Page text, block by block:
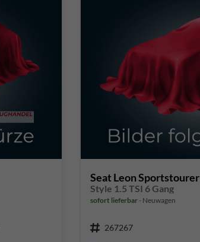
Seat Leon Sportstourer
Style 1.5 TSI 6 Gang
sofort lieferbar Neuwagen
267267